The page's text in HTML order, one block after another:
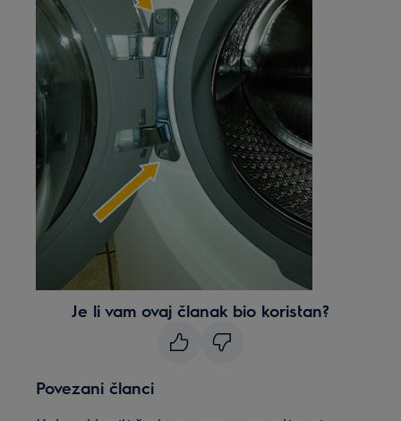
Je li vam ovaj članak bio koristan?
Povezani članci